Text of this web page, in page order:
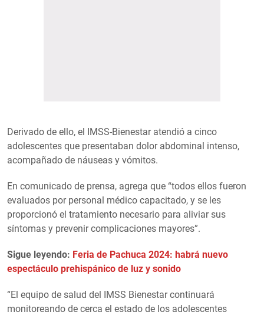
Derivado de ello, el IMSS-Bienestar atendió a cinco
adolescentes que presentaban dolor abdominal intenso,
acompañado de náuseas y vómitos.
En comunicado de prensa, agrega que “todos ellos fueron
evaluados por personal médico capacitado, y se les
proporcionó el tratamiento necesario para aliviar sus
síntomas y prevenir complicaciones mayores”.
Sigue leyendo: Feria de Pachuca 2024: habrá nuevo
espectáculo prehispánico de luz y sonido
“El equipo de salud del IMSS Bienestar continuará
monitoreando de cerca el estado de los adolescentes